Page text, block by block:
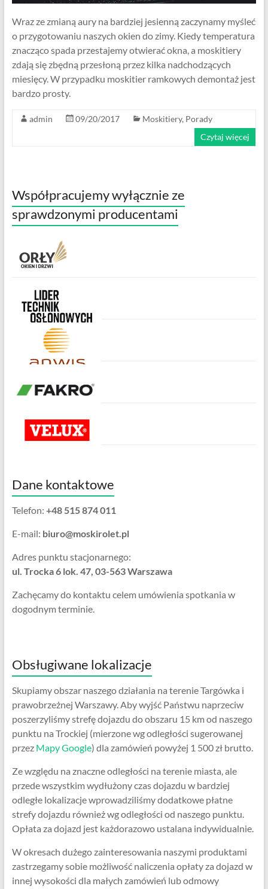
Wraz ze zmianą aury na bardziej jesienną zaczynamy myśleć
o przygotowaniu naszych okien do zimy. Kiedy temperatura
znacząco spada przestajemy otwierać okna, a moskitiery
zdają się zbędną przesłoną przez kilka nadchodzących
miesięcy. W przypadku moskitier ramkowych demontaż jest
bardzo prosty.
admin 09/20/2017 Moskitiery, Porady
Czytaj więcej
Współpracujemy wyłącznie ze
sprawdzonymi producentami
Dane kontaktowe
Telefon: +48 515 874 011
E-mail: biuro@moskirolet.pl
Adres punktu stacjonarnego:
ul. Trocka 6 lok. 47, 03-563 Warszawa
Zachęcamy do kontaktu celem umówienia spotkania w
dogodnym terminie.
Obsługiwane lokalizacje
Skupiamy obszar naszego działania na terenie Targówka i
prawobrzeżnej Warszawy. Aby wyjść Państwu naprzeciw
poszerzyliśmy strefę dojazdu do obszaru 15 km od naszego
punktu na Trockiej (mierzone wg odległości sugerowanej
przez Mapy Google) dla zamówień powyżej 1 500 zł brutto.
Ze względu na znaczne odległości na terenie miasta, ale
przede wszystkim wydłużony czas dojazdu w bardziej
odległe lokalizacje wprowadziliśmy dodatkowe płatne
strefy dojazdu również wg odległości od naszego punktu.
Opłata za dojazd jest każdorazowo ustalana indywidualnie.
W okresach dużego zainteresowania naszymi produktami
zastrzegamy sobie możliwość naliczenia opłaty za dojazd w
innej wysokości dla małych zamówień lub odmowy